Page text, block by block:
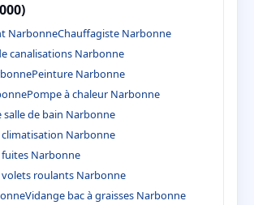
NarbonneChauffagiste Narbonne
canalisations Narbonne
Peinture Narbonne
Pompe à chaleur Narbonne
salle de bain Narbonne
Narbonne
Narbonne
roulants Narbonne
Vidange bac à graisses Narbonne